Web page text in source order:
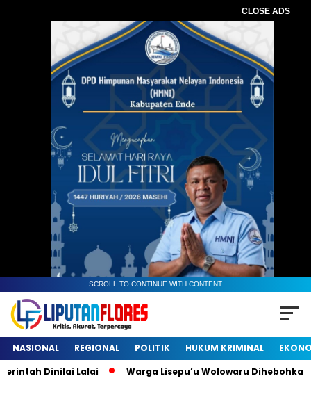
CLOSE ADS
SCROLL TO CONTINUE WITH CONTENT
NASIONAL REGIONAL POLITIK HUKUM KRIMINAL
Dinilai Lalai
Warga Lisepu’u Wolowaru